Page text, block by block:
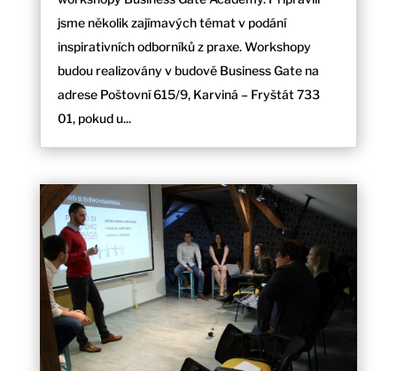
jsme několik zajímavých témat v podání
inspirativních odborníků z praxe. Workshopy
budou realizovány v budově Business Gate na
adrese Poštovní 615/9, Karviná – Fryštát 733
01, pokud u...